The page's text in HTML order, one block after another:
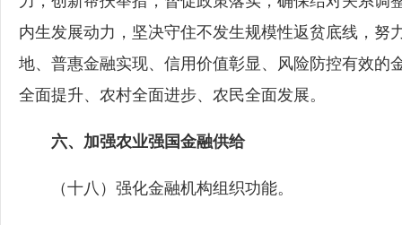
内生发展动力，坚决守住不发生规模性返贫底线，努
地、普惠金融实现、信用价值彰显、风险防控有效的
全面提升、农村全面进步、农民全面发展。
六、加强农业强国金融供给
（十八）强化金融机构组织功能。